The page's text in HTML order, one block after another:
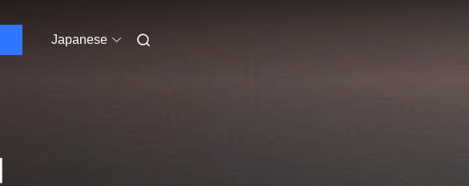
Japanese